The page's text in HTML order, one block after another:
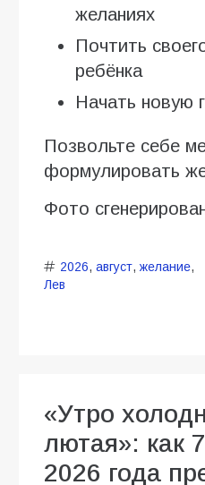
желаниях
Почтить
ребёнка
Начать новую
Позвольте себе
формулировать
Фото
2026, август, желание,
Лев
«Утро
лютая»: как
2026 года